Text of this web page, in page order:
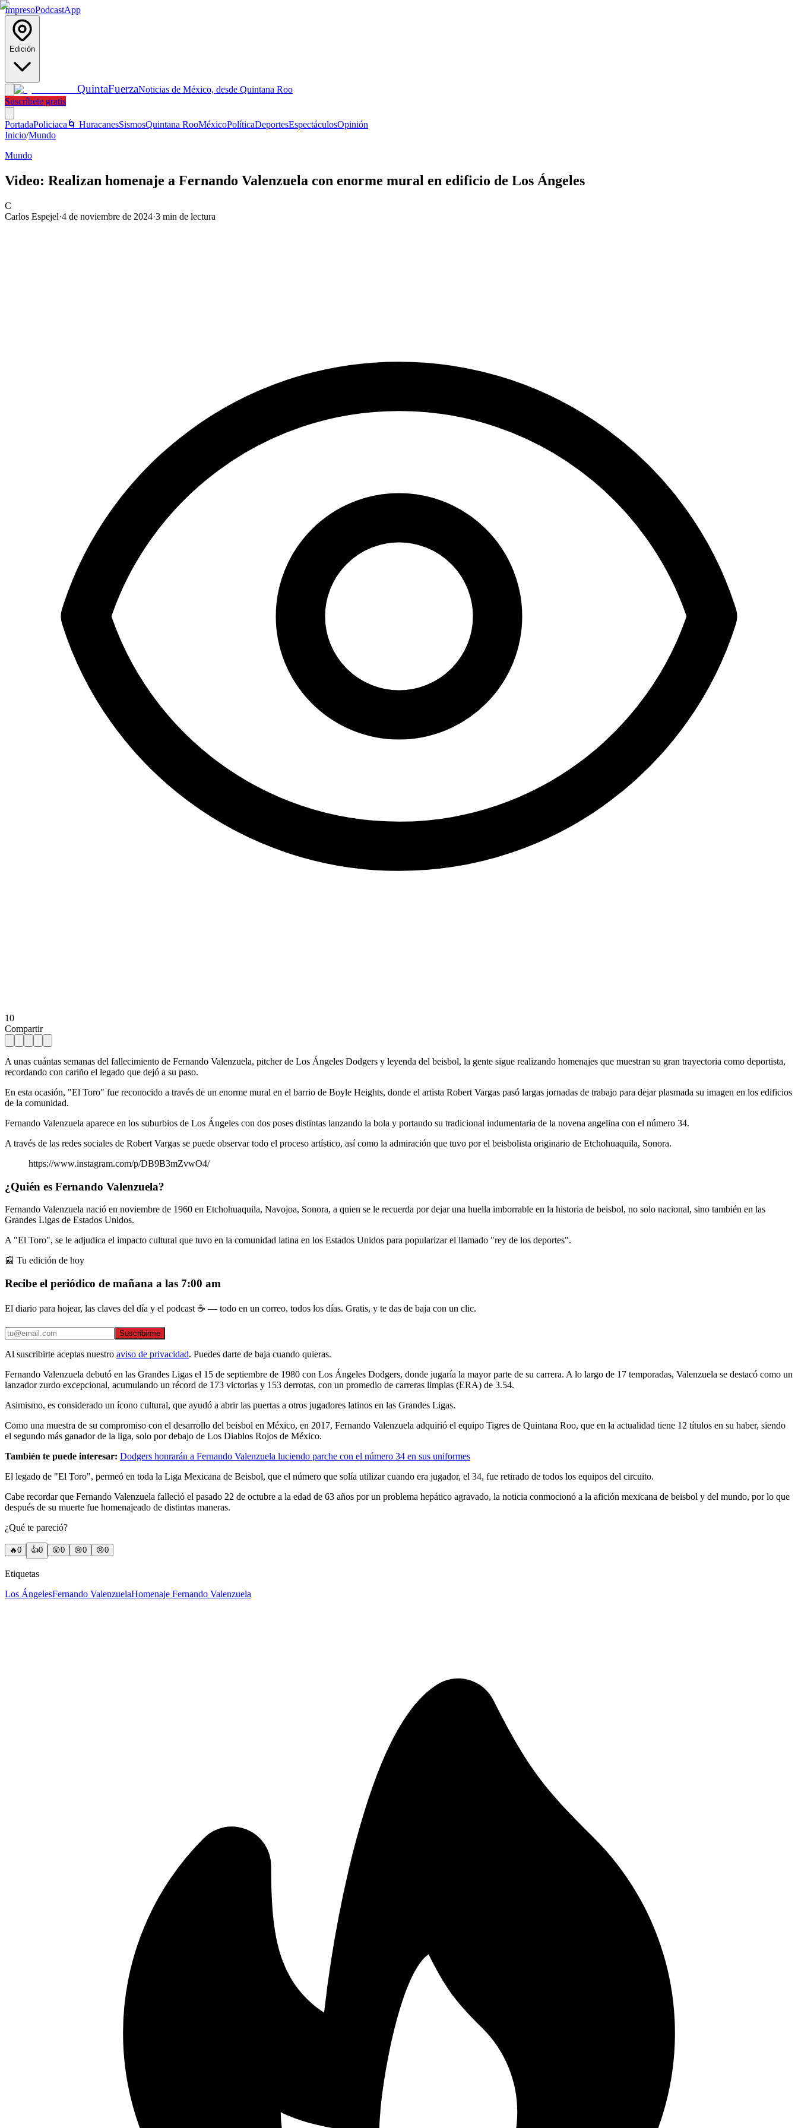
ImpresoPodcastApp
Edición
QuintaFuerzaNoticias de México, desde Quintana Roo
Suscríbete gratis
PortadaPoliciaca 🌀 HuracanesSismosQuintana RooMéxicoPolíticaDeportesEspectáculosOpinión
Inicio/Mundo
Mundo
Video: Realizan homenaje a Fernando Valenzuela con enorme mural en edificio de Los Ángeles
C
Carlos Espejel·4 de noviembre de 2024·3 min de lectura
10
Compartir
A unas cuántas semanas del fallecimiento de Fernando Valenzuela, pitcher de Los Ángeles Dodgers y leyenda del beisbol, la gente sigue realizando homenajes que muestran su gran trayectoria como deportista,
recordando con cariño el legado que dejó a su paso.
En esta ocasión, "El Toro" fue reconocido a través de un enorme mural en el barrio de Boyle Heights, donde el artista Robert Vargas pasó largas jornadas de trabajo para dejar plasmada su imagen en los edificios
de la comunidad.
Fernando Valenzuela aparece en los suburbios de Los Ángeles con dos poses distintas lanzando la bola y portando su tradicional indumentaria de la novena angelina con el número 34.
A través de las redes sociales de Robert Vargas se puede observar todo el proceso artístico, así como la admiración que tuvo por el beisbolista originario de Etchohuaquila, Sonora.
https://www.instagram.com/p/DB9B3mZvwO4/
¿Quién es Fernando Valenzuela?
Fernando Valenzuela nació en noviembre de 1960 en Etchohuaquila, Navojoa, Sonora, a quien se le recuerda por dejar una huella imborrable en la historia de beisbol, no solo nacional, sino también en las
Grandes Ligas de Estados Unidos.
A "El Toro", se le adjudica el impacto cultural que tuvo en la comunidad latina en los Estados Unidos para popularizar el llamado "rey de los deportes".
📰 Tu edición de hoy
Recibe el periódico de mañana a las 7:00 am
El diario para hojear, las claves del día y el podcast ☕ — todo en un correo, todos los días. Gratis, y te das de baja con un clic.
Suscribirme
Al suscribirte aceptas nuestro aviso de privacidad. Puedes darte de baja cuando quieras.
Fernando Valenzuela debutó en las Grandes Ligas el 15 de septiembre de 1980 con Los Ángeles Dodgers, donde jugaría la mayor parte de su carrera. A lo largo de 17 temporadas, Valenzuela se destacó como un
lanzador zurdo excepcional, acumulando un récord de 173 victorias y 153 derrotas, con un promedio de carreras limpias (ERA) de 3.54.
Asimismo, es considerado un ícono cultural, que ayudó a abrir las puertas a otros jugadores latinos en las Grandes Ligas.
Como una muestra de su compromiso con el desarrollo del beisbol en México, en 2017, Fernando Valenzuela adquirió el equipo Tigres de Quintana Roo, que en la actualidad tiene 12 títulos en su haber, siendo
el segundo más ganador de la liga, solo por debajo de Los Diablos Rojos de México.
También te puede interesar: Dodgers honrarán a Fernando Valenzuela luciendo parche con el número 34 en sus uniformes
El legado de "El Toro", permeó en toda la Liga Mexicana de Beisbol, que el número que solía utilizar cuando era jugador, el 34, fue retirado de todos los equipos del circuito.
Cabe recordar que Fernando Valenzuela falleció el pasado 22 de octubre a la edad de 63 años por un problema hepático agravado, la noticia conmocionó a la afición mexicana de beisbol y del mundo, por lo que
después de su muerte fue homenajeado de distintas maneras.
¿Qué te pareció?
🔥0 👍0 😲0 😢0 😠0
Etiquetas
Los ÁngelesFernando ValenzuelaHomenaje Fernando Valenzuela